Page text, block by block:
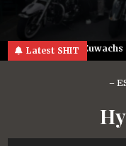
Latest SHIT
Biker Zuwachs
–